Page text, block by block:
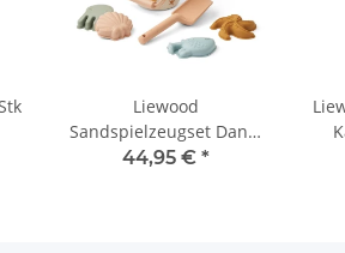
Liewood
Sandspielzeugset Dante
Mermaid
44,95 € *